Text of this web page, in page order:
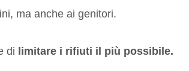
ma anche ai genitori.
di limitare i rifiuti il più possibile.